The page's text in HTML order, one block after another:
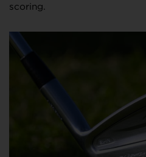
scoring.